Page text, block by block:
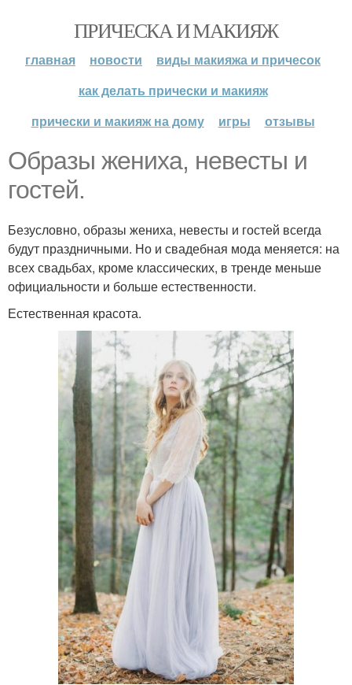
ПРИЧЕСКА И МАКИЯЖ
главная новости
виды макияжа и причесок
как делать прически и макияж
прически и макияж на дому
игры отзывы
Образы жениха, невесты и
гостей.
Безусловно, образы жениха, невесты и гостей всегда
будут праздничными. Но и свадебная мода меняется: на
всех свадьбах, кроме классических, в тренде меньше
официальности и больше естественности.
Естественная красота.